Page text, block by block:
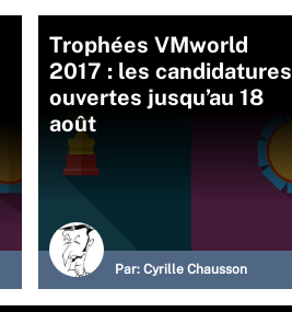
Trophées VMworld
2017 : les candidatures
ouvertes jusqu’au 18
août
Par: Cyrille Chausson